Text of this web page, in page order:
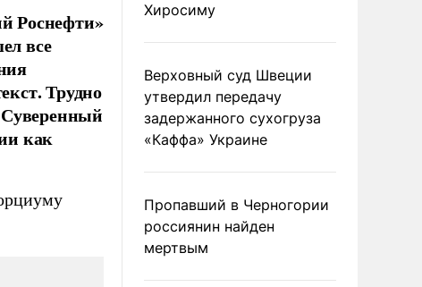
Роснефти»
все
Трудно
как
Хиросиму
Верховный суд Швеции
утвердил передачу
задержанного сухогруза
«Каффа» Украине
Пропавший в Черногории
россиянин найден
мертвым